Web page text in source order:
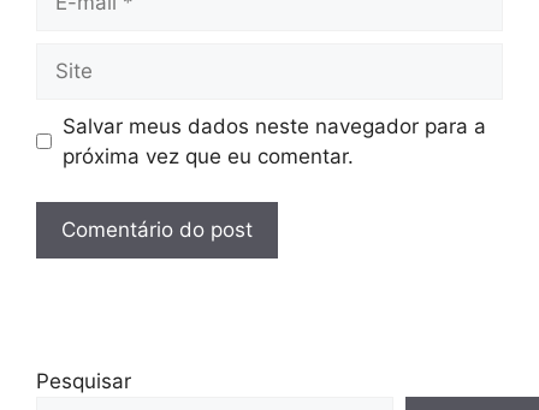
mail
Salvar meus dados neste navegador para a
próxima vez que eu comentar.
Pesquisar